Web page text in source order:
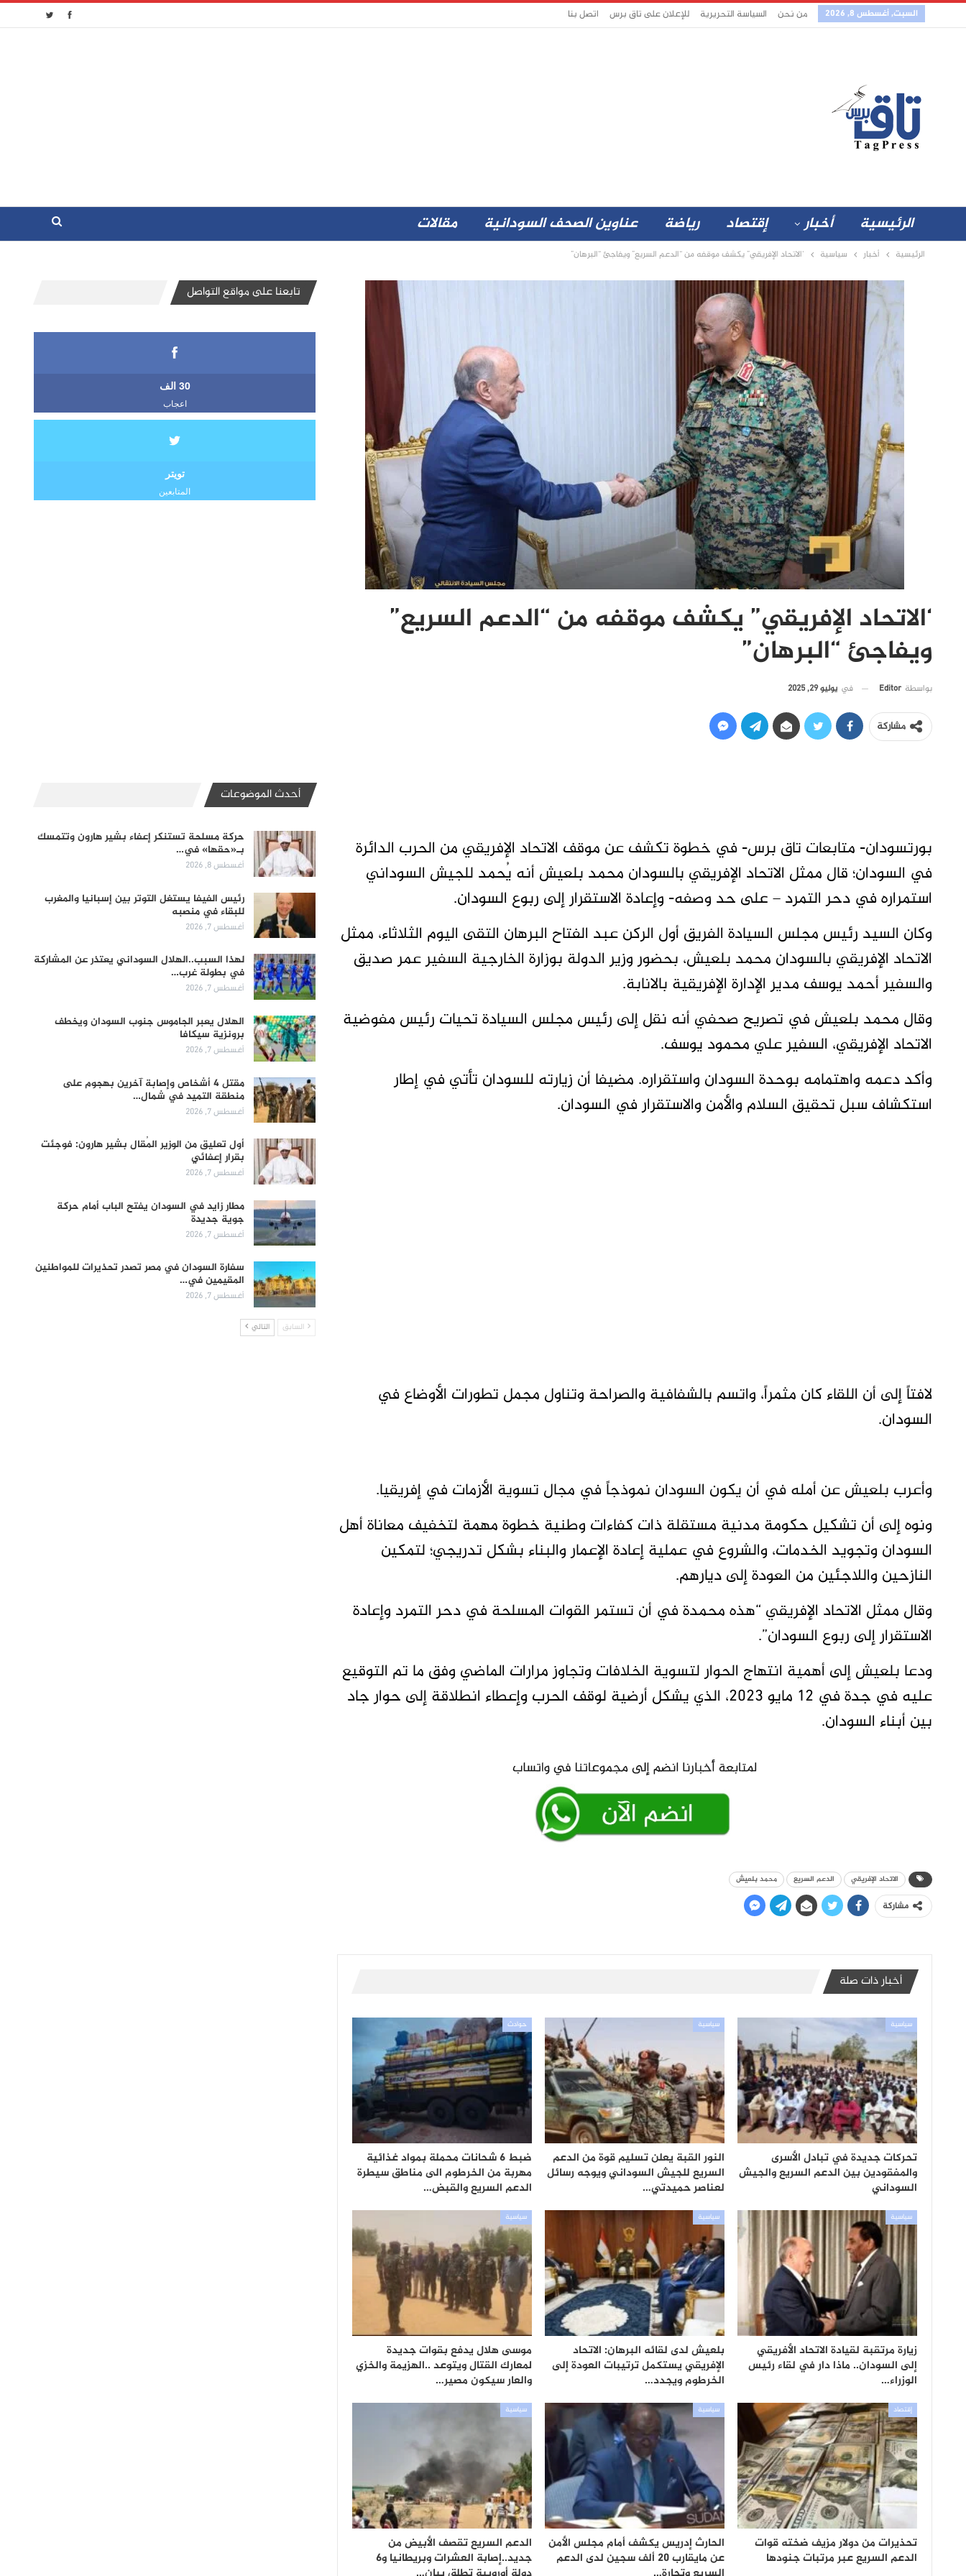
السبت, أغسطس 8, 2026 من نحن السياسة التحريرية للإعلان على تاق برس اتصل بنا
الرئيسية أخبار إقتصاد رياضة عناوين الصحف السودانية مقالات
الرئيسية أخبار سياسية ‘الاتحاد الإفريقي” يكشف موقفه من “الدعم السريع” ويفاجئ “البرهان”
‘الاتحاد الإفريقي” يكشف موقفه من “الدعم السريع”
ويفاجئ “البرهان”
بواسطة Editor في يوليو 29, 2025
مشاركة
بورتسودان- متابعات تاق برس- في خطوة تكشف عن موقف الاتحاد الإفريقي من الحرب الدائرة
في السودان؛ قال ممثل الاتحاد الإفريقي بالسودان محمد بلعيش أنه يُحمد للجيش السوداني
استمراره في دحر التمرد – على حد وصفه- وإعادة الاستقرار إلى ربوع السودان.
وكان السيد رئيس مجلس السيادة الفريق أول الركن عبد الفتاح البرهان التقى اليوم الثلاثاء، ممثل
الاتحاد الإفريقي بالسودان محمد بلعيش، بحضور وزير الدولة بوزارة الخارجية السفير عمر صديق
والسفير أحمد يوسف مدير الإدارة الإفريقية بالانابة.
وقال محمد بلعيش في تصريح صحفي أنه نقل إلى رئيس مجلس السيادة تحيات رئيس مفوضية
الاتحاد الإفريقي، السفير علي محمود يوسف.
وأكد دعمه واهتمامه بوحدة السودان واستقراره. مضيفا أن زيارته للسودان تأتي في إطار
استكشاف سبل تحقيق السلام والأمن والاستقرار في السودان.
لافتاً إلى أن اللقاء كان مثمراً، واتسم بالشفافية والصراحة وتناول مجمل تطورات الأوضاع في
السودان.
وأعرب بلعيش عن أمله في أن يكون السودان نموذجاً في مجال تسوية الأزمات في إفريقيا.
ونوه إلى أن تشكيل حكومة مدنية مستقلة ذات كفاءات وطنية خطوة مهمة لتخفيف معاناة أهل
السودان وتجويد الخدمات، والشروع في عملية إعادة الإعمار والبناء بشكل تدريجي؛ لتمكين
النازحين واللاجئين من العودة إلى ديارهم.
وقال ممثل الاتحاد الإفريقي “هذه محمدة في أن تستمر القوات المسلحة في دحر التمرد وإعادة
الاستقرار إلى ربوع السودان”.
ودعا بلعيش إلى أهمية انتهاج الحوار لتسوية الخلافات وتجاوز مرارات الماضي وفق ما تم التوقيع
عليه في جدة في 12 مايو 2023، الذي يشكل أرضية لوقف الحرب وإعطاء انطلاقة إلى حوار جاد
بين أبناء السودان.
الاتحاد الإفريقي الدعم السريع محمد بلعيش
مشاركة
أخبار ذات صلة
سياسية
تحركات جديدة في تبادل الأسرى
والمفقودين بين الدعم السريع والجيش
السوداني
سياسية
النور القبة يعلن تسليم قوة من الدعم
السريع للجيش السوداني ويوجه رسائل
لعناصر حميدتي…
حوادث
ضبط 6 شحانات محملة بمواد غذائية
مهربة من الخرطوم الى مناطق سيطرة
الدعم السريع والقبض…
سياسية
زيارة مرتقبة لقيادة الاتحاد الأفريقي
إلى السودان.. ماذا دار في لقاء رئيس
الوزراء…
سياسية
بلعيش لدى لقائه البرهان: الاتحاد
الإفريقي يستكمل ترتيبات العودة إلى
الخرطوم ويجدد…
سياسية
موسى هلال يدفع بقوات جديدة
لمعارك القتال ويتوعد ..الهزيمة والخزي
والعار سيكون مصير…
إقتصاد
تحذيرات من دولار مزيف ضخته قوات
الدعم السريع عبر مرتبات جنودها
سياسية
الحارث إدريس يكشف أمام مجلس الأمن
عن مايقارب 20 ألف سجين لدى الدعم
سياسية
الدعم السريع تقصف الأبيض من
جديد..إصابة العشرات وبريطانيا و6
تابعنا على مواقع التواصل
30 الف
اعجاب
تويتر
المتابعين
أحدث الموضوعات
حركة مسلحة تستنكر إعفاء بشير هارون وتتمسك
بـ«حقها» في…
أغسطس 8, 2026
رئيس الفيفا يستغل التوتر بين إسبانيا والمغرب
للبقاء في منصبه
أغسطس 7, 2026
لهذا السبب..الهلال السوداني يعتذر عن المشاركة
في بطولة غرب…
أغسطس 7, 2026
الهلال يعبر الجاموس جنوب السودان ويخطف
برونزية سيكافا
أغسطس 7, 2026
مقتل 4 أشخاص وإصابة آخرين بهجوم على
منطقة التميد في شمال…
أغسطس 7, 2026
أول تعليق من الوزير المُقال بشير هارون: فوجئت
بقرار إعفائي
أغسطس 7, 2026
مطار زايد في السودان يفتح الباب أمام حركة
جوية جديدة
أغسطس 7, 2026
سفارة السودان في مصر تصدر تحذيرات للمواطنين
المقيمين في…
أغسطس 7, 2026
السابق التالي